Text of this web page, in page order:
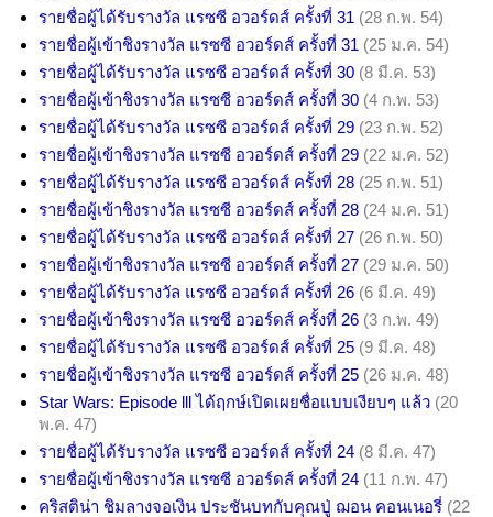
รายชื่อผู้ได้รับรางวัล แรซซี อวอร์ดส์ ครั้งที่ 31 (28 ก.พ. 54)
รายชื่อผู้เข้าชิงรางวัล แรซซี อวอร์ดส์ ครั้งที่ 31 (25 ม.ค. 54)
รายชื่อผู้ได้รับรางวัล แรซซี อวอร์ดส์ ครั้งที่ 30 (8 มี.ค. 53)
รายชื่อผู้เข้าชิงรางวัล แรซซี อวอร์ดส์ ครั้งที่ 30 (4 ก.พ. 53)
รายชื่อผู้ได้รับรางวัล แรซซี อวอร์ดส์ ครั้งที่ 29 (23 ก.พ. 52)
รายชื่อผู้เข้าชิงรางวัล แรซซี อวอร์ดส์ ครั้งที่ 29 (22 ม.ค. 52)
รายชื่อผู้ได้รับรางวัล แรซซี อวอร์ดส์ ครั้งที่ 28 (25 ก.พ. 51)
รายชื่อผู้เข้าชิงรางวัล แรซซี อวอร์ดส์ ครั้งที่ 28 (24 ม.ค. 51)
รายชื่อผู้ได้รับรางวัล แรซซี อวอร์ดส์ ครั้งที่ 27 (26 ก.พ. 50)
รายชื่อผู้เข้าชิงรางวัล แรซซี อวอร์ดส์ ครั้งที่ 27 (29 ม.ค. 50)
รายชื่อผู้ได้รับรางวัล แรซซี อวอร์ดส์ ครั้งที่ 26 (6 มี.ค. 49)
รายชื่อผู้เข้าชิงรางวัล แรซซี อวอร์ดส์ ครั้งที่ 26 (3 ก.พ. 49)
รายชื่อผู้ได้รับรางวัล แรซซี อวอร์ดส์ ครั้งที่ 25 (9 มี.ค. 48)
รายชื่อผู้เข้าชิงรางวัล แรซซี อวอร์ดส์ ครั้งที่ 25 (26 ม.ค. 48)
Star Wars: Episode lll ได้ฤกษ์เปิดเผยชื่อแบบเงียบๆ แล้ว (20
พ.ค. 47)
รายชื่อผู้ได้รับรางวัล แรซซี อวอร์ดส์ ครั้งที่ 24 (8 มี.ค. 47)
รายชื่อผู้เข้าชิงรางวัล แรซซี อวอร์ดส์ ครั้งที่ 24 (11 ก.พ. 47)
คริสติน่า ชิมลางจอเงิน ประชันบทกับคุณปู่ ฌอน คอนเนอรี่ (22